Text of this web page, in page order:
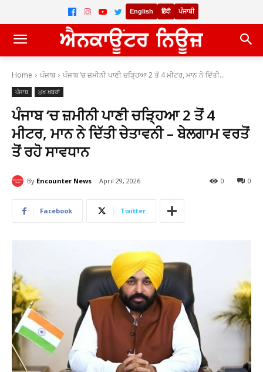
English हिंदी ਪੰਜਾਬੀ
Home ਪੰਜਾਬ ਪੰਜਾਬ ‘ਚ ਜ਼ਮੀਨੀ ਪਾਣੀ ਚੜ੍ਹਿਆ 2 ਤੋਂ 4 ਮੀਟਰ, ਮਾਨ ਨੇ ਦਿੱਤੀ...
ਪੰਜਾਬ ਮੁਖ ਖ਼ਬਰਾਂ
ਪੰਜਾਬ ‘ਚ ਜ਼ਮੀਨੀ ਪਾਣੀ ਚੜ੍ਹਿਆ 2 ਤੋਂ 4
ਮੀਟਰ, ਮਾਨ ਨੇ ਦਿੱਤੀ ਚੇਤਾਵਨੀ – ਬੇਲਗਾਮ ਵਰਤੋਂ
ਤੋਂ ਰਹੋ ਸਾਵਧਾਨ
By Encounter News April 29, 2026 0
0
Facebook Twitter